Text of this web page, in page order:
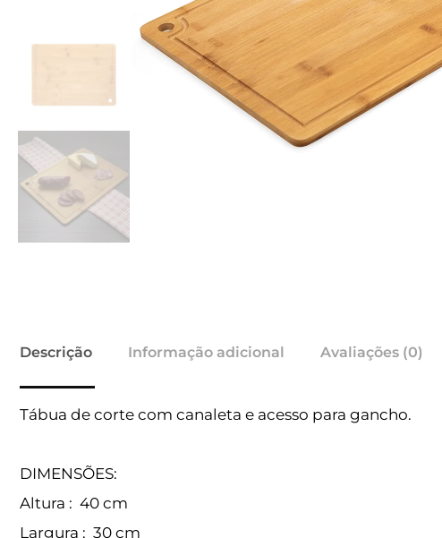
Descrição Informação adicional Avaliações (0)
Tábua de corte com canaleta e acesso para gancho.
DIMENSÕES:
Altura : 40 cm
Largura : 30 cm